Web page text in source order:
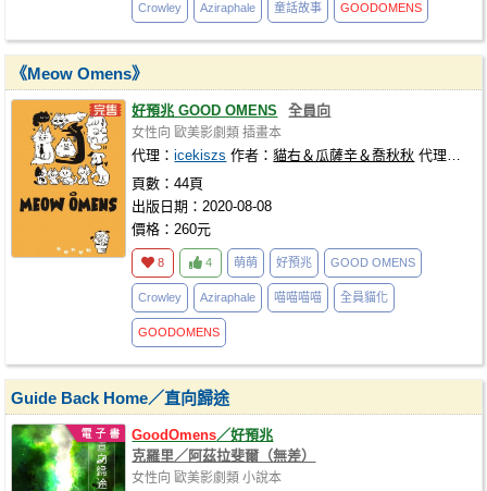
Crowley Aziraphale 童話故事 GOODOMENS
《Meow Omens》
好預兆 GOOD OMENS 全員向
女性向 歐美影劇類 插畫本
代理：icekiszs 作者：貓右＆瓜薩辛＆喬秋秋 代理社團：
頁數：44頁
出版日期：2020-08-08
價格：260元
8 4 萌萌 好預兆 GOOD OMENS
Crowley Aziraphale 喵喵喵喵 全員貓化
GOODOMENS
Guide Back Home／直向歸途
GoodOmens／好預兆
克羅里／阿茲拉斐爾（無差）
女性向 歐美影劇類 小說本